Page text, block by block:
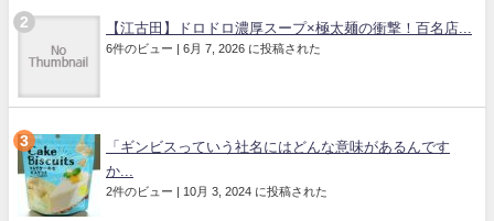
【江古田】ドロドロ濃厚スープ×極太麺の衝撃！百名店...
6件のビュー | 6月 7, 2026 に投稿された
「ギンビスっていう社名にはどんな意味があるんです
か...
2件のビュー | 10月 3, 2024 に投稿された